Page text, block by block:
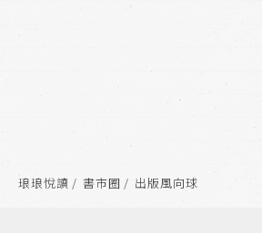
琅琅悅讀 書市圈 出版風向球